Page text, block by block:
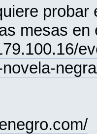
probar
mesas en